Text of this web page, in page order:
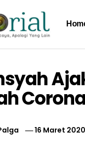
16 Maret 2020